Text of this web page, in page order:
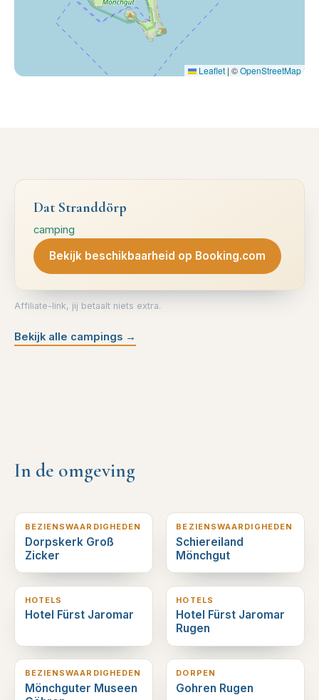
Leaflet | ©OpenStreetMap
Dat Stranddörp
camping
Bekijk beschikbaarheid op Booking.com
Affiliate-link, jij betaalt niets extra.
Bekijk alle campings →
In de omgeving
BEZIENSWAARDIGHEDEN
Dorpskerk Groß
Zicker
BEZIENSWAARDIGHEDEN
Schiereiland
Mönchgut
3 km verderop
HOTELS
Hotel Fürst Jaromar
3 km verderop
HOTELS
Hotel Fürst Jaromar
Rugen
4 km verderop
BEZIENSWAARDIGHEDEN
Mönchguter Museen
4 km verderop
DORPEN
Gohren Rugen